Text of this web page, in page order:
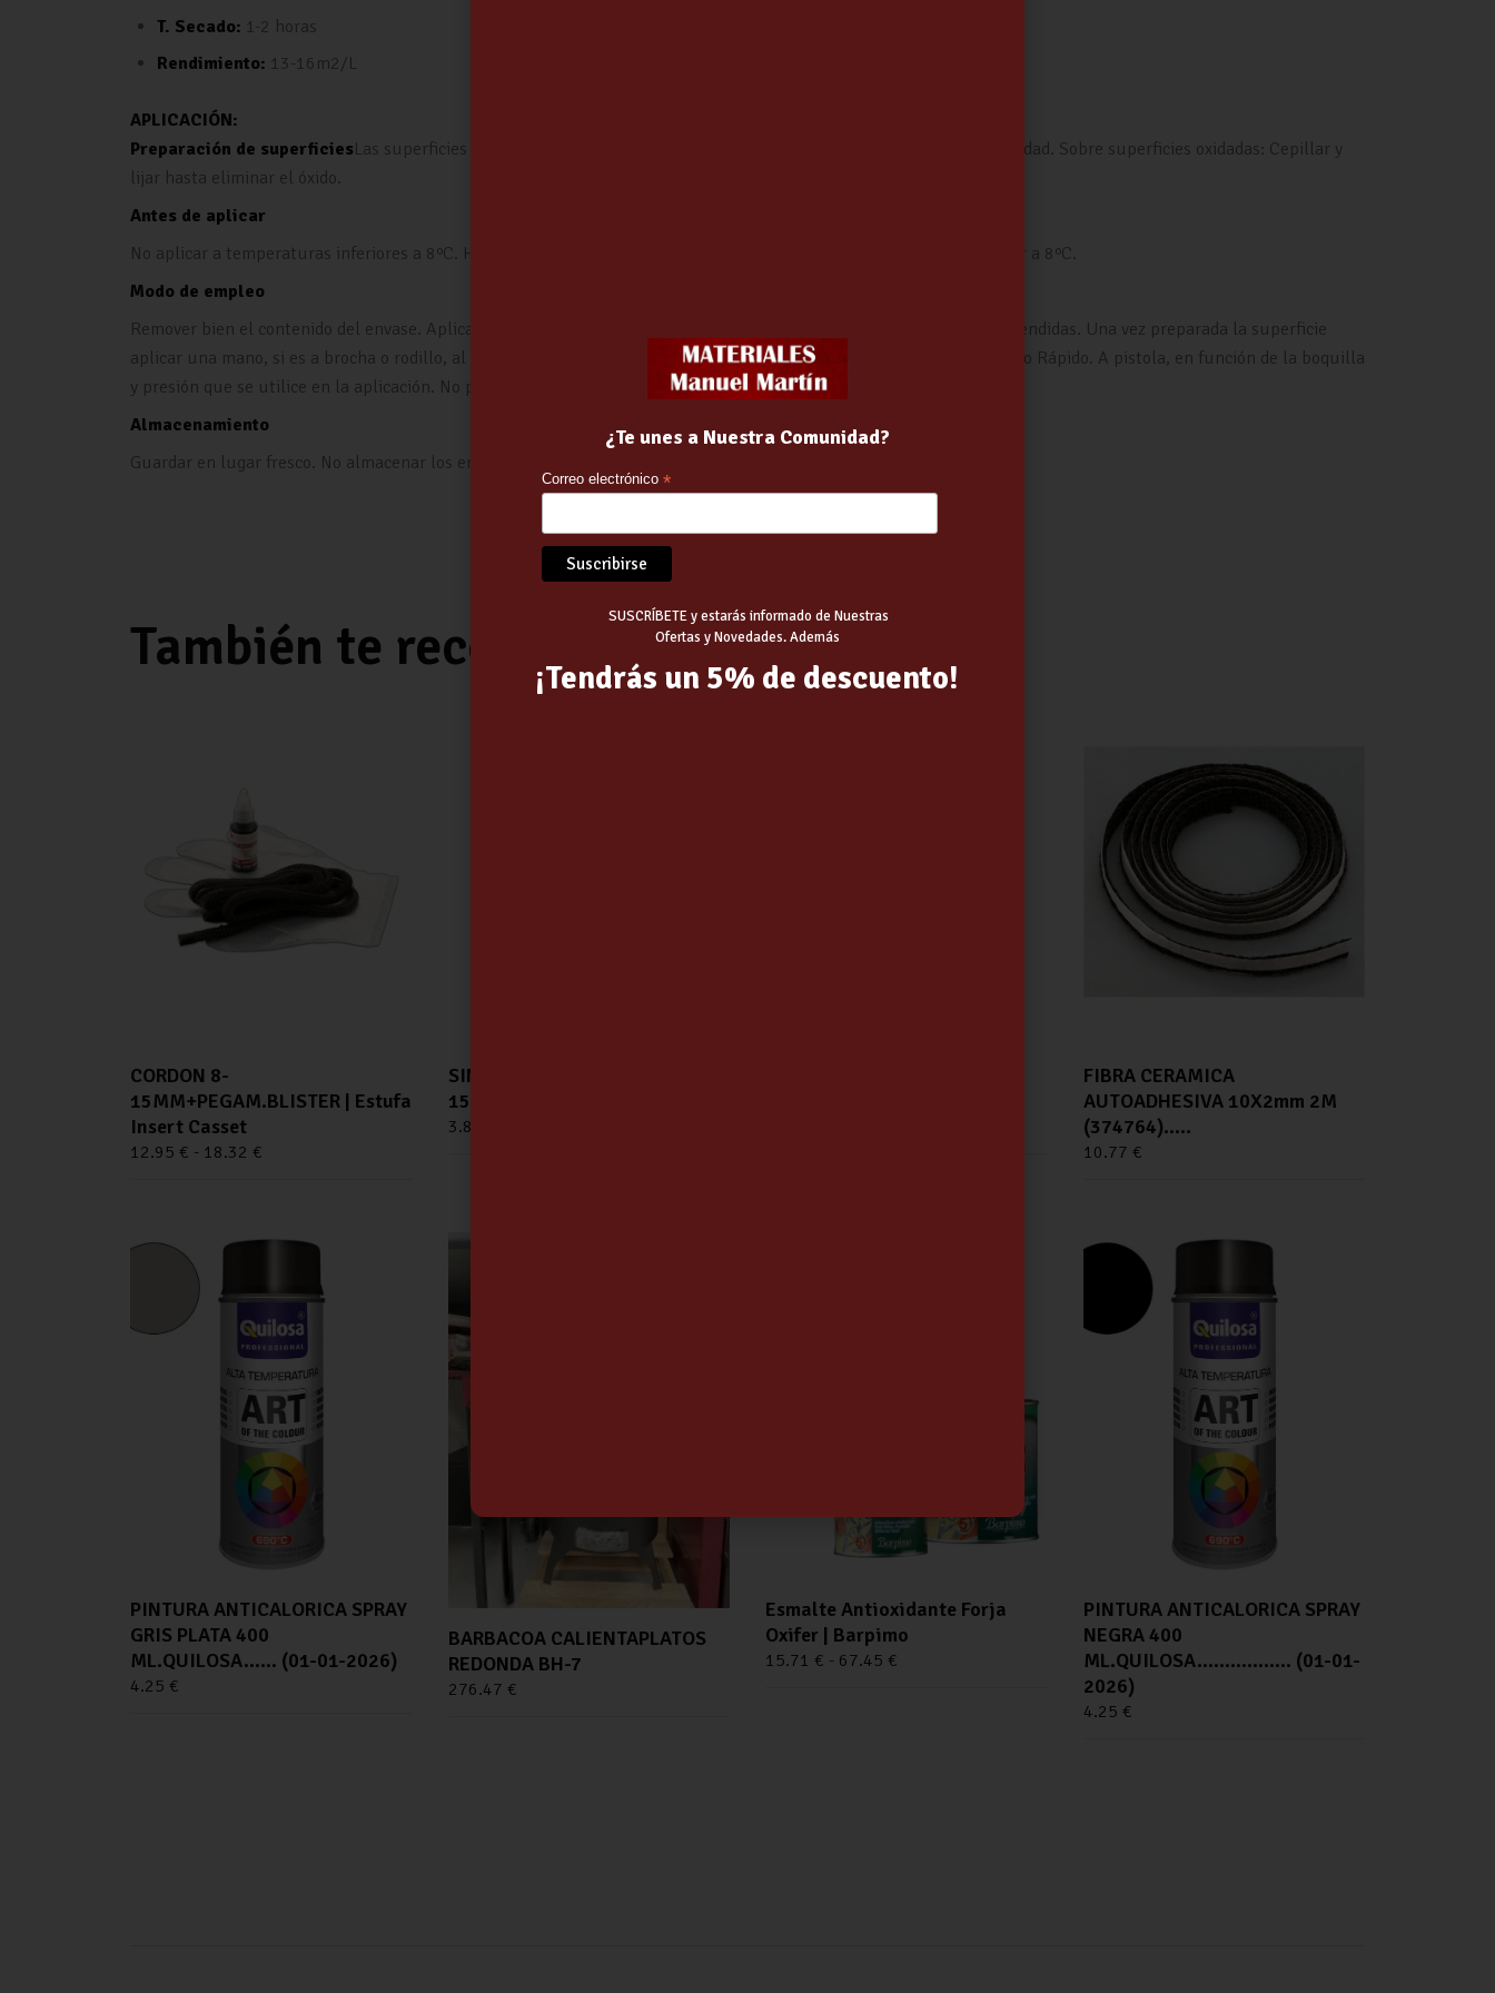
T. Secado: 1-2 horas
Rendimiento: 13-16m2/L
APLICACIÓN:
Preparación de superficiesLas superficies deben estar lijadas, limpias, secas, libres de polvo, grasa, aceites y humedad. Sobre superficies oxidadas: Cepillar y
lijar hasta eliminar el óxido.
Antes de aplicar
No aplicar a temperaturas inferiores a 8ºC. Humedad relativa ambiente inferior a 20%. Temperatura soporte superior a 8ºC.
Modo de empleo
Remover bien el contenido del envase. Aplicar con buena renovación de aire, en capas delgadas, uniformes y bien extendidas. Una vez preparada la superficie
aplicar una mano, si es a brocha o rodillo, al uso o ligeramente diluida (máximo 5%) con Diluyente Sintético de Secado Rápido. A pistola, en función de la boquilla
y presión que se utilice en la aplicación. No precisa fondo previo.
Almacenamiento
Guardar en lugar fresco. No almacenar los envases abiertos o empezados.
También te recomendamos…
CORDON 8-
15MM+PEGAM.BLISTER | Estufa
Insert Casset
12.95 € - 18.32 €
SINTEX FIRESTOP REFRACTARIO
1500º 300ML
3.85
FIBRA CERAMICA
AUTOADHESIVA 10X2mm 2M
(374764)…..
10.77 €
PINTURA ANTICALORICA SPRAY
GRIS PLATA 400
ML.QUILOSA…… (01-01-2026)
4.25 €
BARBACOA CALIENTAPLATOS
REDONDA BH-7
276.47 €
Esmalte Antioxidante Forja
Oxifer | Barpimo
15.71 € - 67.45 €
PINTURA ANTICALORICA SPRAY
NEGRA 400
ML.QUILOSA…………….. (01-01-
2026)
4.25 €
¿Te unes a Nuestra Comunidad?
Correo electrónico *
SUSCRÍBETE y estarás informado de Nuestras
Ofertas y Novedades. Además
¡Tendrás un 5% de descuento!